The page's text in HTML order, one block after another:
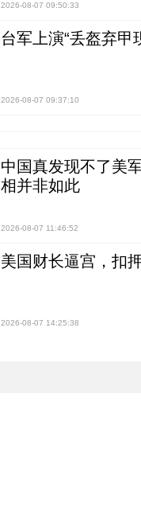
2026-08-07 09:50:33
台军上演“丢盔弃甲
2026-08-07 09:37:10
中国真发现不了美
相并非如此
2026-08-07 11:46:52
美国财长逼宫，扣
2026-08-07 14:25:38